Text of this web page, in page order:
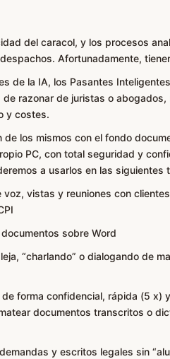
del caracol, y los procesos
Afortunadamente,
de la IA, los Pasantes
razonar de juristas o
y costes.
los mismos con el fondo
PC, con total seguridad y
a usarlos en las siguientes
vistas y reuniones con
sobre Word
“charlando” o dialogando de
forma confidencial, rápida (5 x)
documentos transcritos o
y escritos legales sin